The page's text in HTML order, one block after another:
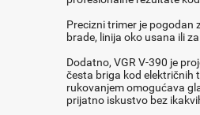
Precizni trimer je pogodan
brade, linija oko usana ili
Dodatno, VGR V-390 je
česta briga kod električnih
rukovanjem omogućava
prijatno iskustvo bez